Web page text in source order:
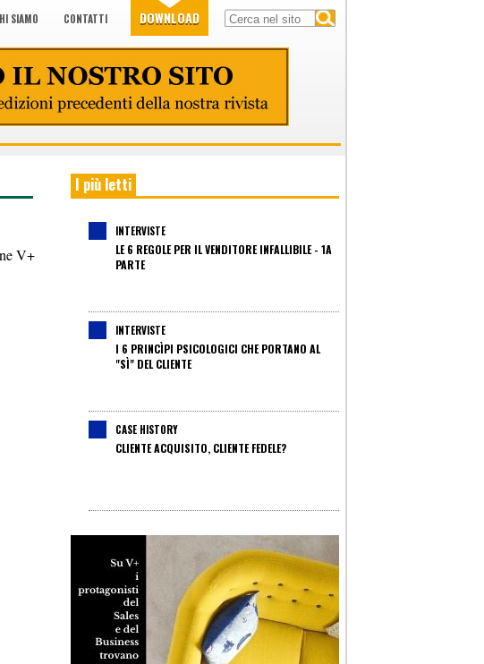
SIAMO CONTATTI DOWNLOAD
V+
I più letti
INTERVISTE
LE 6 REGOLE PER IL VENDITORE INFALLIBILE - 1A
PARTE
INTERVISTE
I 6 PRINCÌPI PSICOLOGICI CHE PORTANO AL
"SÌ" DEL CLIENTE
CASE HISTORY
CLIENTE ACQUISITO, CLIENTE FEDELE?